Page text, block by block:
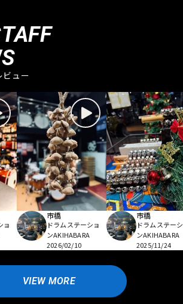
ビュー
ョ
市橋
ドラムステーショ
ンAKIHABARA
2026/02/10
市橋
ドラムステー
ンAKIHABARA
2025/11/24
VIEW MORE